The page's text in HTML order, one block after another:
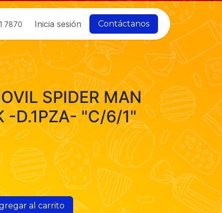
7870 Inicia sesión Contáctanos
SPIDER MAN
-D.1PZA- "C/6/1"
al carrito